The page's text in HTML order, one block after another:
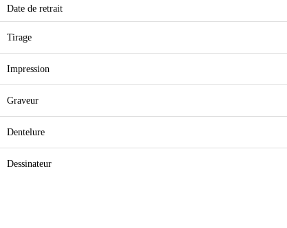
Date de retrait
Tirage
Impression
Graveur
Dentelure
Dessinateur